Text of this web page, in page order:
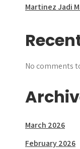
Martinez Jadi
No comments
March 2026
February 2026